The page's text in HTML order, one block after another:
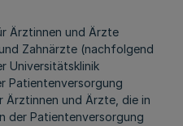
Ärztinnen und Ärzte
Zahnärzte (nachfolgend
Universitätsklinik
Patientenversorgung
Ärztinnen und Ärzte, die in
der Patientenversorgung